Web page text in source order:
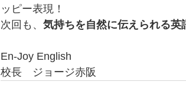
ッピー表現！
次回も、 気持ちを自然に伝えられる英
En-Joy English
校長　ジョージ赤阪